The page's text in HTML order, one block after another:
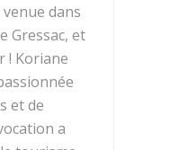
dans
Gressac, et
! Koriane
et de
a